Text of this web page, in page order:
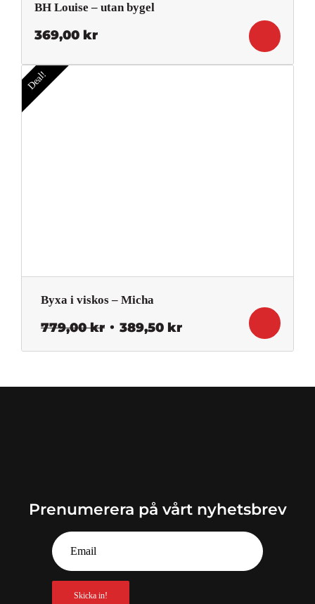
BH Louise – utan bygel
369,00 kr
Byxa i viskos – Micha
779,00kr Det
779,00 kr.
389,50 krDet
389,50 kr.
Deal!
Prenumerera på vårt nyhetsbrev
Skicka in!